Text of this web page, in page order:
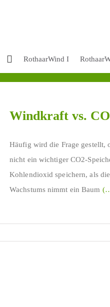
RothaarWind I
Windkraft vs.
Häufig wird die Frage gestellt,
nicht ein wichtiger CO2-
Kohlendioxid speichern, als
Wachstums nimmt ein Baum